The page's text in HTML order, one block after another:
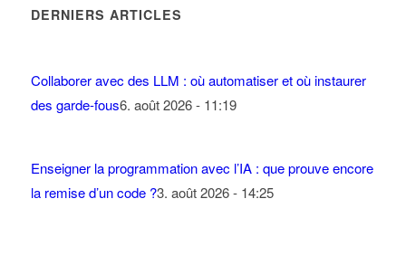
DERNIERS ARTICLES
Collaborer avec des LLM : où automatiser et où instaurer
des garde-fous6. août 2026 - 11:19
Enseigner la programmation avec l’IA : que prouve encore
la remise d’un code ?3. août 2026 - 14:25